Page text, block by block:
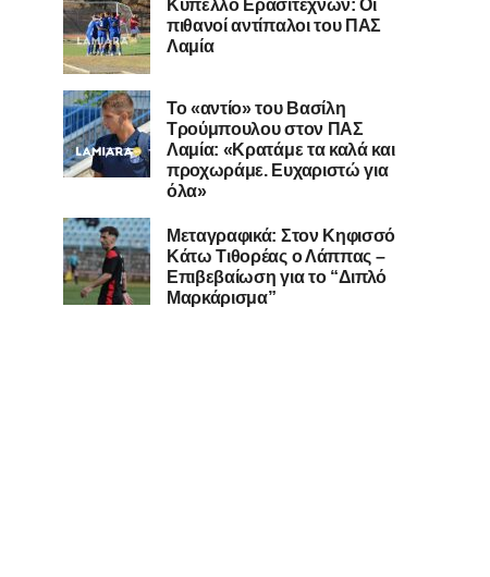
Κύπελλο Ερασιτεχνών: Οι
πιθανοί αντίπαλοι του ΠΑΣ
Λαμία
Το «αντίο» του Βασίλη
Τρούμπουλου στον ΠΑΣ
Λαμία: «Κρατάμε τα καλά και
προχωράμε. Ευχαριστώ για
όλα»
Μεταγραφικά: Στον Κηφισσό
Κάτω Τιθορέας ο Λάππας –
Επιβεβαίωση για το “Διπλό
Μαρκάρισμα”